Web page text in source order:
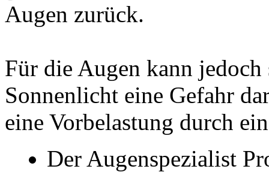
Augen zurück.
Für die Augen kann jedoch
Sonnenlicht eine Gefahr
eine Vorbelastung durch
Der Augenspezialist